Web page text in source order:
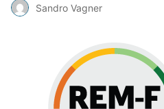
Sandro Vagner